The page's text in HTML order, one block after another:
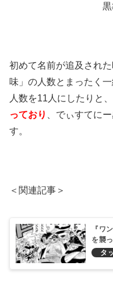
初めて名前が追及され
味」の人数とまったく
人数を11人にしたりと
っており
、でぃすてに
す。
＜関連記事＞
『ワ
を襲